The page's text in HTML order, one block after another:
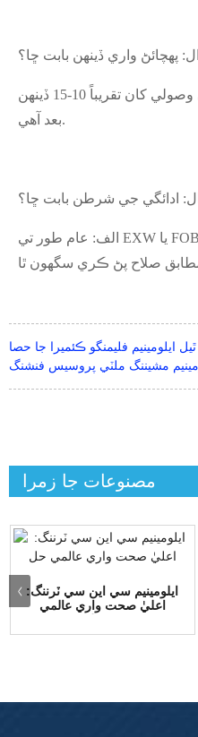
پهچائڻ واري ڏينهن بابت ڇا؟
ج: ترسيل جي تاريخ ادائيگي جي وصولي کان تقريباً 10-15 ڏينهن
بعد آهي.
ادائگي جي شرطن بابت ڇا؟
الف: عام طور تي EXW يا FOB شينزين 100٪ T/T اڳواٽ، ۽
فليمنگو ڪئميرا جا حصا
مشيننگ ملٽي پروسيس فنشنگ
مصنوعات جا زمرا
ايلومينيم سي اين سي ٽرننگ:
اعليٰ صحت واري عالمي